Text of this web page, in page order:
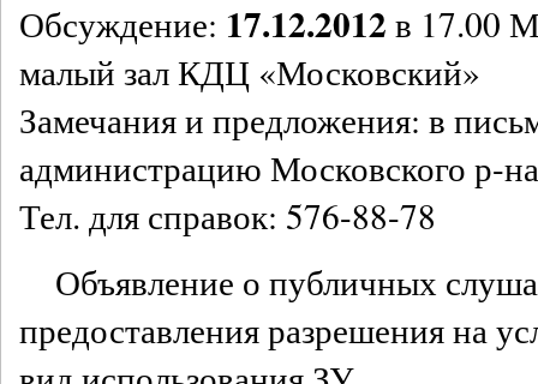
Обсуждение: 17.12.2012 в 17.00
малый зал КДЦ «Московский»
Замечания и предложения: в
администрацию Московского р-
Тел. для справок: 576-88-78
Объявление о публичных
предоставления разрешения на